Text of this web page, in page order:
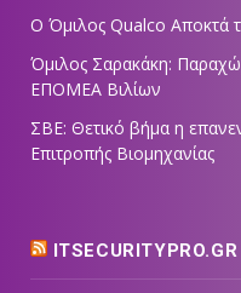
Ο Όμιλος Qualco Αποκτά
Όμιλος Σαρακάκη:
ΕΠΟΜΕΑ Βιλίων
ΣΒΕ: Θετικό βήμα η
Επιτροπής Βιομηχανίας
ITSECURITYPRO.GR